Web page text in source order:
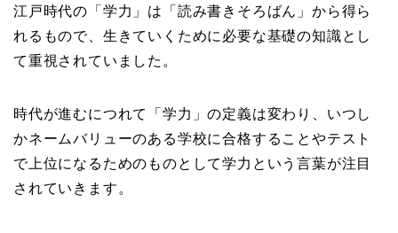
江戸時代の「学力」は「読み書きそろばん」から得ら
れるもので、生きていくために必要な基礎の知識とし
て重視されていました。
時代が進むにつれて「学力」の定義は変わり、いつし
かネームバリューのある学校に合格することやテスト
で上位になるためのものとして学力という言葉が注目
されていきます。